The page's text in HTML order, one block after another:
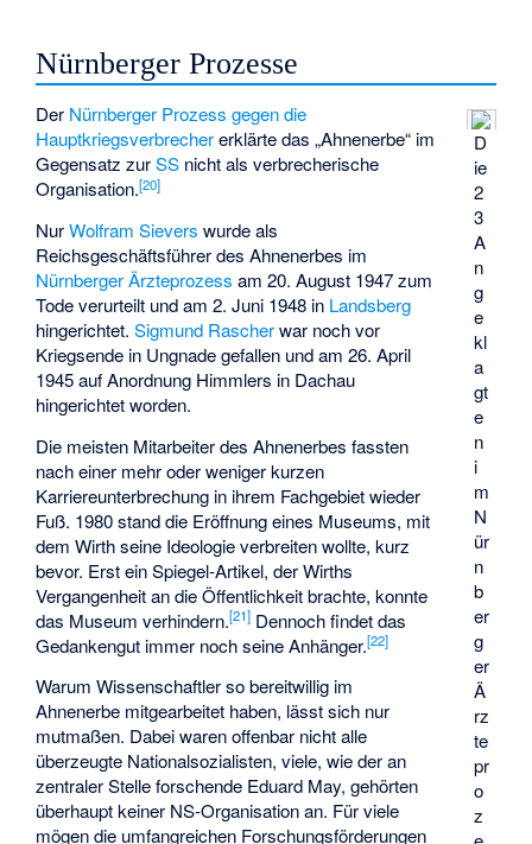
Nürnberger Prozesse
D
ie
2
3
A
n
g
e
kl
a
gt
e
n
i
m
N
ür
n
b
er
g
er
Ä
rz
te
pr
o
z
Der Nürnberger Prozess gegen die
Hauptkriegsverbrechererklärte das „Ahnenerbe“ im
Gegensatz zurSS nicht als verbrecherische
Organisation.[20]
NurWolfram Sievers wurde als
Reichsgeschäftsführer des Ahnenerbes im
Nürnberger Ärzteprozess am 20. August 1947 zum
Tode verurteilt und am 2. Juni 1948 in Landsberg
hingerichtet.Sigmund Rascherwar noch vor
Kriegsende in Ungnade gefallen und am 26. April
1945 auf Anordnung Himmlers in Dachau
hingerichtet worden.
Die meisten Mitarbeiter des Ahnenerbes fassten
nach einer mehr oder weniger kurzen
Karriereunterbrechung in ihrem Fachgebiet wieder
Fuß. 1980 stand die Eröffnung eines Museums, mit
dem Wirth seine Ideologie verbreiten wollte, kurz
bevor. Erst ein Spiegel-Artikel, der Wirths
Vergangenheit an die Öffentlichkeit brachte, konnte
das Museum verhindern.[21] Dennoch findet das
Gedankengut immer noch seine Anhänger.[22]
Warum Wissenschaftler so bereitwillig im
Ahnenerbe mitgearbeitet haben, lässt sich nur
mutmaßen. Dabei waren offenbar nicht alle
überzeugte Nationalsozialisten, viele, wie der an
zentraler Stelle forschende Eduard May, gehörten
überhaupt keiner NS-Organisation an. Für viele
mögen die umfangreichen Forschungsförderungen